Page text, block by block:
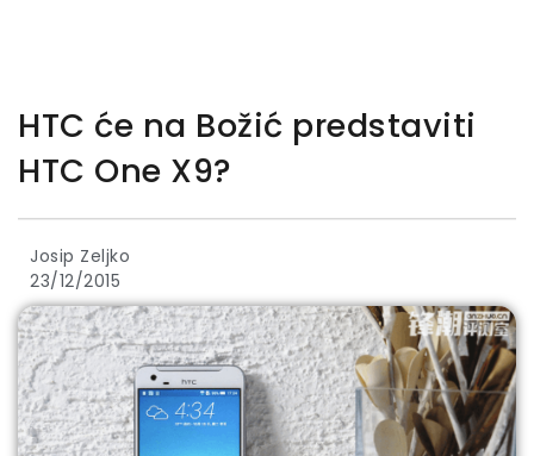
HTC će na Božić predstaviti
HTC One X9?
Josip Zeljko
23/12/2015